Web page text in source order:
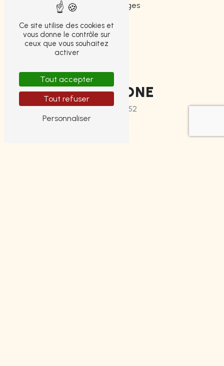
87000 Limoges
TÉLÉPHONE
05 55 14 49 52
Ce site utilise des cookies et
vous donne le contrôle sur
ceux que vous souhaitez
activer
Tout accepter
Tout refuser
Personnaliser